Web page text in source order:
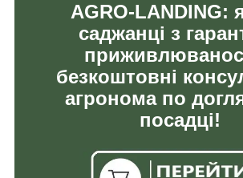
AGRO-LANDING:
саджанці з
безкоштовні
агронома по
посадці!